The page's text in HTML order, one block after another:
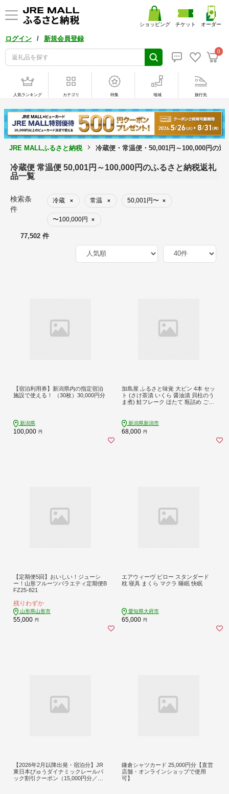
ログイン / 新規会員登録
0
ショッピング チケット オーダー
人気ランキング カテゴリ 特集 地域 旅行先
JRE MALLふるさと納税 冷蔵便・常温便・50,001円～100,000円の返
冷蔵便 常温便 50,001円～100,000円のふるさと納税返礼
品一覧
検索条
件
冷蔵 × 常温 × 50,001円〜 ×
〜100,000円 ×
77,502 件
【宿泊利用券】新潟県内の指定宿泊
施設で使える！ （30枚）30,000円分
新潟県
100,000 円
加島屋 ふるさと味覚 大ビン 4本 セッ
ト (さけ茶漬 いくら 醤油漬 貝柱のう
ま煮) 鮭フレーク ほたて 瓶詰め ご飯
新潟県新潟市
68,000 円
【定期便5回】おいしい！ジューシ
ー！山形フルーツバラエティ定期便B
FZ25-821
残りわずか
山形県山形市
55,000 円
エアウィーヴ ピロー スタンダード
枕 寝具 まくら マクラ 睡眠 快眠
愛知県大府市
65,000 円
【2026年2月以降出発・宿泊分】JR
東日本びゅうダイナミックレールパ
ック割引クーポン（15,000円分／新
鎌倉シャツカード 25,000円分【直営
店舗・オンラインショップで使用
可】